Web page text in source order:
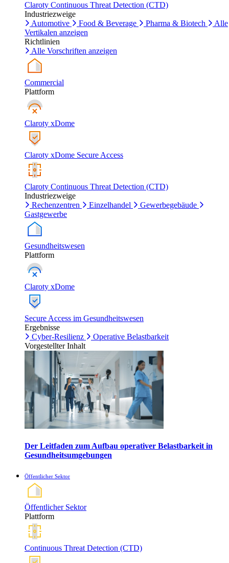
Claroty Continuous Threat Detection (CTD)
Industriezweige
Automotive
Food & Beverage Pharma & Biotech
Alle
Vertikalen anzeigen
Richtlinien
Alle Vorschriften anzeigen
Commercial
Plattform
Claroty xDome
Claroty xDome Secure Access
Claroty Continuous Threat Detection (CTD)
Industriezweige
Rechenzentren
Einzelhandel
Gewerbegebäude
Gastgewerbe
Gesundheitswesen
Plattform
Claroty xDome
Secure Access im Gesundheitswesen
Ergebnisse
Cyber-Resilienz
Operative Belastbarkeit
Vorgestellter Inhalt
Der Leitfaden zum Aufbau operativer Belastbarkeit in
Gesundheitsumgebungen
Öffentlicher Sektor
Öffentlicher Sektor
Plattform
Continuous Threat Detection (CTD)